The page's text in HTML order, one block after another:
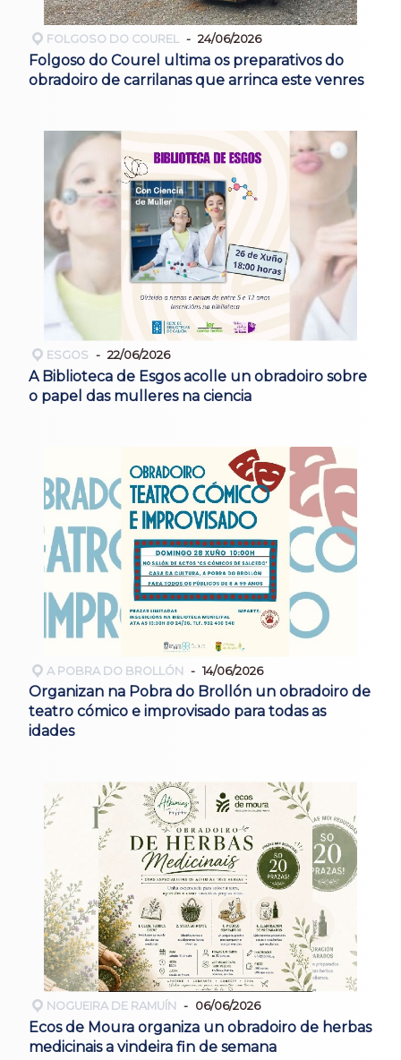
FOLGOSO DO COUREL 24/06/2026
Folgoso do Courel ultima os preparativos do
obradoiro de carrilanas que arrinca este venres
ESGOS 22/06/2026
A Biblioteca de Esgos acolle un obradoiro sobre
o papel das mulleres na ciencia
A POBRA DO BROLLÓN 14/06/2026
Organizan na Pobra do Brollón un obradoiro de
teatro cómico e improvisado para todas as
idades
NOGUEIRA DE RAMUÍN 06/06/2026
Ecos de Moura organiza un obradoiro de herbas
medicinais a vindeira fin de semana